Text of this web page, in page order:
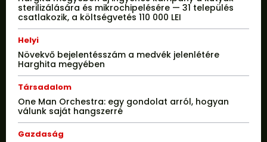
sterilizálására és mikrochipelésére — 31 település
csatlakozik, a költségvetés 110 000 LEI
Helyi
Növekvő bejelentésszám a medvék jelenlétére
Harghita megyében
Társadalom
One Man Orchestra: egy gondolat arról, hogyan
válunk saját hangszerré
Gazdaság